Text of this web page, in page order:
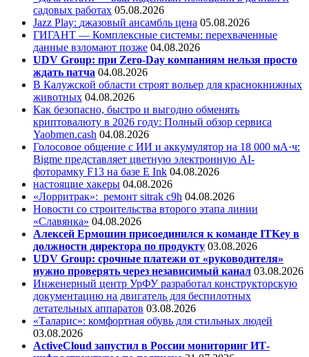
садовых работах 05.08.2026
Jazz Play: джазовый ансамбль цена 05.08.2026
ГИГАНТ — Комплексные системы: перехваченные
данные взломают позже 04.08.2026
UDV Group: при Zero-Day компаниям нельзя просто
ждать патча 04.08.2026
В Калужской области строят вольер для краснокнижных
животных 04.08.2026
Как безопасно, быстро и выгодно обменять
криптовалюту в 2026 году: Полный обзор сервиса
Yaobmen.cash 04.08.2026
Голосовое общение с ИИ и аккумулятор на 18 000 мА·ч:
Bigme представляет цветную электронную AI-
фоторамку F13 на базе E Ink 04.08.2026
настоящие хакеры 04.08.2026
«Лорритрак»: ремонт sitrak c9h 04.08.2026
Новости со строительства второго этапа линии
«Славянка» 04.08.2026
Алексей Ермошин присоединился к команде ITKey в
должности директора по продукту 03.08.2026
UDV Group: срочные платежи от «руководителя»
нужно проверять через независимый канал 03.08.2026
Инженерный центр УрФУ разработал конструкторскую
документацию на двигатель для беспилотных
летательных аппаратов 03.08.2026
«Таларис»: комфортная обувь для стильных людей
03.08.2026
ActiveCloud запустил в России мониторинг ИТ-